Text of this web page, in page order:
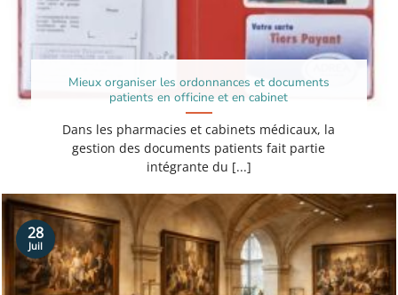
Mieux organiser les ordonnances et documents
patients en officine et en cabinet
Dans les pharmacies et cabinets médicaux, la
gestion des documents patients fait partie
intégrante du [...]
28
Juil